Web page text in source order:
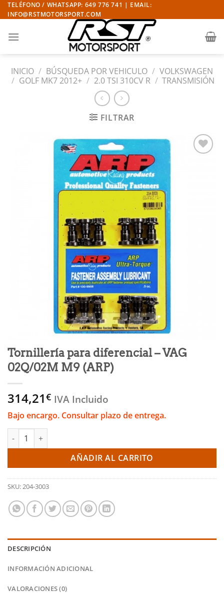
Saltar
al
TELÉFONO / WHATSAPP: 649 776 741 | EMAIL:
INFO@RSTMOTORSPORT.COM
INICIO / BÚSQUEDA POR VEHICULO / VOLKSWAGEN
/ GOLF MK7 2012+ / 2.0 TSI 310CV R / TRANSMISIÓN
FILTRAR
Tornillería para diferencial – VAG
02Q/02M M9 (ARP)
314,21€ IVA Incluido
Bajo encargo. Consultar plazo de entrega.
Tornillería para diferencial - VAG 02Q/02M M9 (ARP) cantidad
AÑADIR AL CARRITO
SKU:204-3003
DESCRIPCIÓN
INFORMACIÓN ADICIONAL
VALORACIONES (0)